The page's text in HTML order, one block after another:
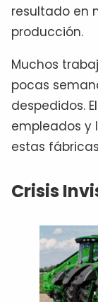
resultado en
producción.
Muchos
pocas
despedidos.
empleados y
estas
Crisis